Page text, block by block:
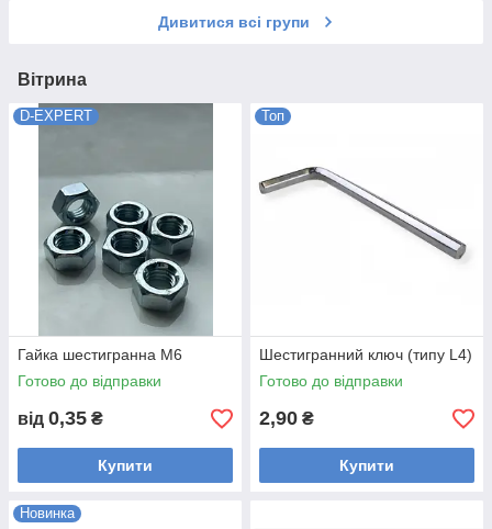
Дивитися всі групи
Вітрина
D-EXPERT
Гайка шестигранна М6
Готово до відправки
від 0,35 ₴
Купити
Топ
Шeстигранний ключ (типу L4)
Готово до відправки
2,90 ₴
Купити
Новинка